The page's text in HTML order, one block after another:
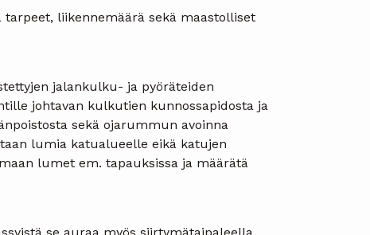
liikennemäärä sekä maastolliset
jalankulku- ja pyöräteiden
johtavan kulkutien kunnossapidosta ja
sekä ojarummun avoinna
lumia katualueelle eikä katujen
lumet em. tapauksissa ja määrätä